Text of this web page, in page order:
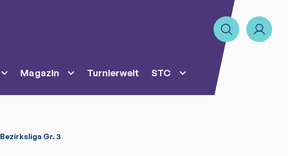
Magazin Turnierwelt STC
Bezirksliga Gr. 3